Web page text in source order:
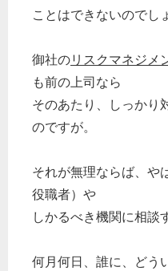
ことはできないのでし
御社のリスクマネジメ
も前の上司なら
そのあたり、しっかり
のですが。
それが無理ならば、や
役職者）や
しかるべき機関に相談
何月何日、誰に、どう